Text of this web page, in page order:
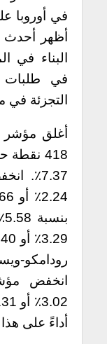
في أوروبا
أظهر أحدث
البناء في
في طلبات
التجزئة في
418
أداءً على